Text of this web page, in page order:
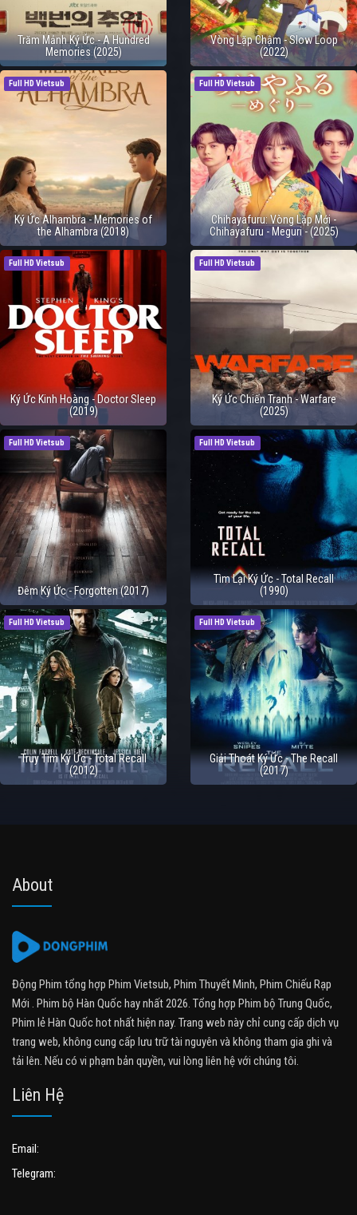
Trăm Mảnh Ký Ức - A Hundred
Memories (2025)
Vòng Lặp Chậm - Slow Loop
(2022)
Full HD Vietsub
Ký Ức Alhambra - Memories of
the Alhambra (2018)
Full HD Vietsub
Chihayafuru: Vòng Lặp Mới -
Chihayafuru - Meguri - (2025)
Full HD Vietsub
Ký Ức Kinh Hoàng - Doctor Sleep
(2019)
Full HD Vietsub
Ký Ức Chiến Tranh - Warfare
(2025)
Full HD Vietsub
Đêm Ký Ức - Forgotten (2017)
Full HD Vietsub
Tìm Lại Ký Ức - Total Recall
(1990)
Full HD Vietsub
Truy Tìm Ký Ức - Total Recall
(2012)
Full HD Vietsub
Giải Thoát Ký Ức - The Recall
(2017)
About
Động Phim tổng hợp Phim Vietsub, Phim Thuyết Minh, Phim Chiếu Rạp
Mới . Phim bộ Hàn Quốc hay nhất 2026. Tổng hợp Phim bộ Trung Quốc,
Phim lẻ Hàn Quốc hot nhất hiện nay. Trang web này chỉ cung cấp dịch vụ
trang web, không cung cấp lưu trữ tài nguyên và không tham gia ghi và
tải lên. Nếu có vi phạm bản quyền, vui lòng liên hệ với chúng tôi.
Liên Hệ
Email:
Telegram: